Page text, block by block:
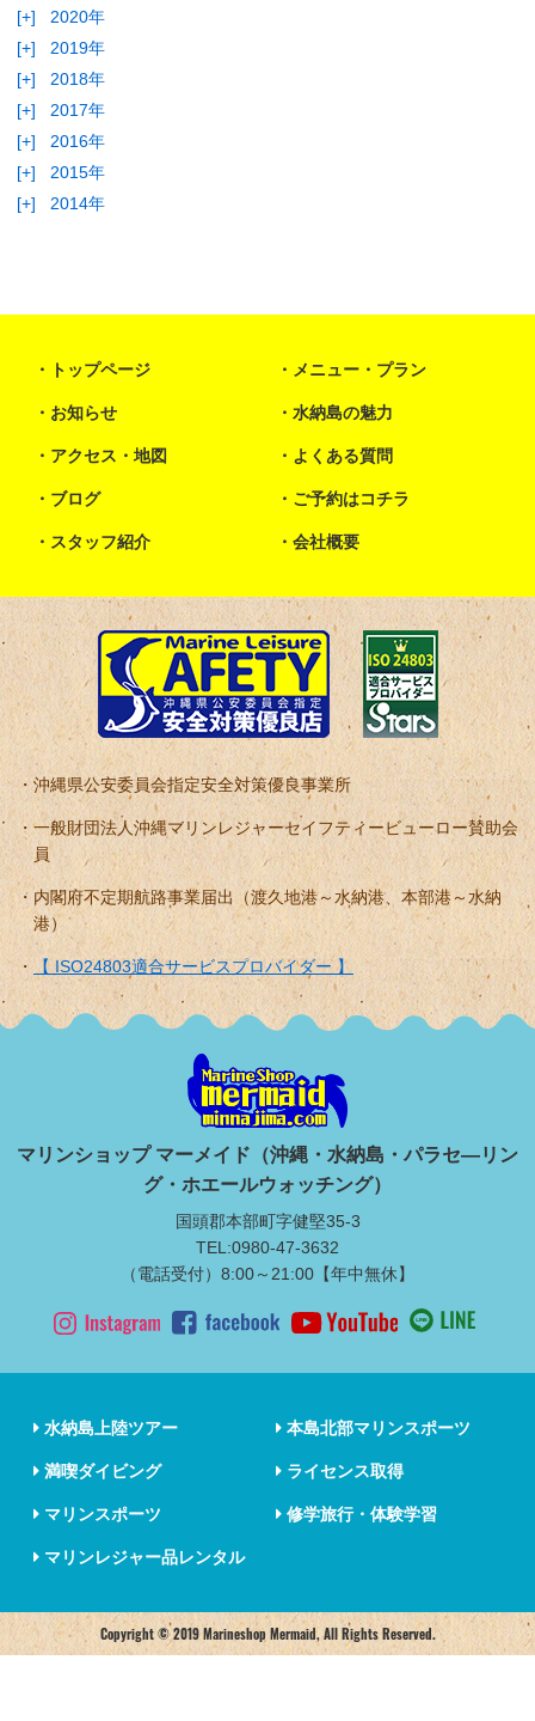
[+]
2020年
[+]
2019年
[+]
2018年
[+]
2017年
[+]
2016年
[+]
2015年
[+]
2014年
トップページ メニュー・プラン
お知らせ 水納島の魅力
アクセス・地図 よくある質問
ブログ ご予約はコチラ
スタッフ紹介 会社概要
沖縄県公安委員会指定安全対策優良事業所
一般財団法人沖縄マリンレジャーセイフティービューロー賛助会
員
内閣府不定期航路事業届出（渡久地港～水納港、本部港～水納
港）
【 ISO24803適合サービスプロバイダー 】
マリンショップ マーメイド（沖縄・水納島・パラセ―リン
グ・ホエールウォッチング）
国頭郡本部町字健堅35-3
TEL:0980-47-3632
（電話受付）8:00～21:00【年中無休】
水納島上陸ツアー 本島北部マリンスポーツ
満喫ダイビング ライセンス取得
マリンスポーツ 修学旅行・体験学習
マリンレジャー品レンタル
Copyright © 2019 Marineshop Mermaid, All Rights Reserved.